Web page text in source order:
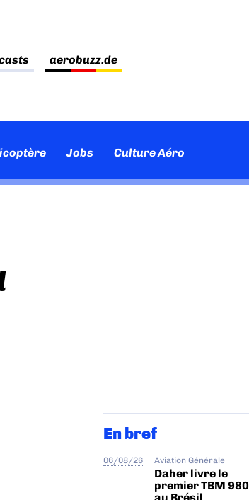
aerobuzz.de
Jobs Culture Aéro
En bref
06/08/26 Aviation Générale
Daher livre le
premier TBM 980